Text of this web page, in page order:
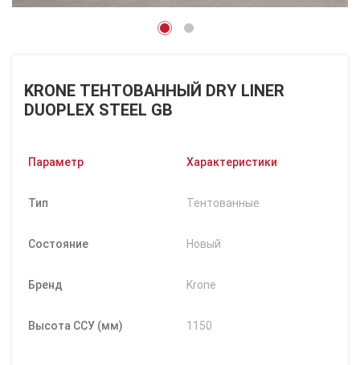
KRONE ТЕНТОВАННЫЙ DRY LINER
DUOPLEX STEEL GB
Параметр Характеристики
Тип Тентованные
Состояние Новый
Бренд Krone
Высота ССУ (мм) 1150